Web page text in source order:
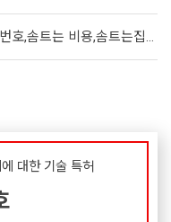
광산구솜틀집 정보 (전화번호,솜트는 비용,솜트는집 위치)
대한 기술 특허